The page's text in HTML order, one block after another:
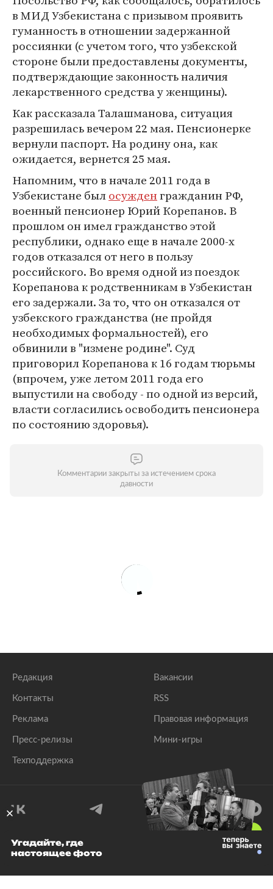
в МИД Узбекистана с призывом проявить
гуманность в отношении задержанной
россиянки (с учетом того, что узбекской
стороне были предоставлены документы,
подтверждающие законность наличия
лекарственного средства у женщины).
Как рассказала Талашманова, ситуация
разрешилась вечером 22 мая. Пенсионерке
вернули паспорт. На родину она, как
ожидается, вернется 25 мая.
Напомним, что в начале 2011 года в
Узбекистане былосужденгражданин РФ,
военный пенсионер Юрий Корепанов. В
прошлом он имел гражданство этой
республики, однако еще в начале 2000-х
годов отказался от него в пользу
российского. Во время одной из поездок
Корепанова к родственникам в Узбекистан
его задержали. За то, что он отказался от
узбекского гражданства (не пройдя
необходимых формальностей), его
обвинили в "измене родине". Суд
приговорил Корепанова к 16 годам тюрьмы
(впрочем, уже летом 2011 года его
выпустили на свободу - по одной из версий,
власти согласились освободить пенсионера
по состоянию здоровья).
Комментарии закрыты за истечением срока
давности
Редакция
Контакты
Реклама
Пресс-релизы
Техподдержка
Вакансии
RSS
Правовая информация
Мини-игры
© 1999–2026 Все права защищены.
Угадайте, где
настоящее фото